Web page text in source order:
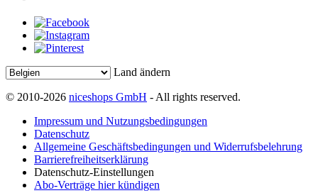
Land ändern
© 2010-2026 niceshops GmbH - All rights reserved.
Impressum und Nutzungsbedingungen
Datenschutz
Allgemeine Geschäftsbedingungen und Widerrufsbelehrung
Barrierefreiheitserklärung
Datenschutz-Einstellungen
Abo-Verträge hier kündigen